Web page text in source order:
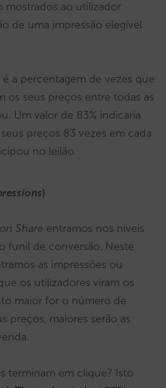
mostrados ao utilizador
de uma impressão elegível
é a percentagem de vezes que
os seus preços entre todas as
Um valor de 83% indicaria
preços 83 vezes em cada
no leilão.
)
Share entramos nos níveis
funil de conversão. Neste
as impressões ou
os utilizadores viram os
maior for o número de
preços, maiores serão as
terminam em clique? Isto